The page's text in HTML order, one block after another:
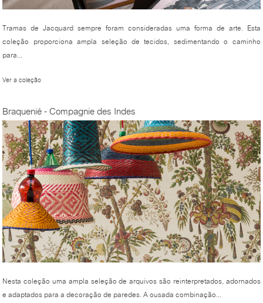
Tramas de Jacquard sempre foram consideradas uma forma de arte. Esta
coleção proporciona ampla seleção de tecidos, sedimentando o caminho
para...
Ver a coleção
Braquenié - Compagnie des Indes
Nesta coleção uma ampla seleção de arquivos são reinterpretados, adornados
e adaptados para a decoração de paredes. A ousada combinação...